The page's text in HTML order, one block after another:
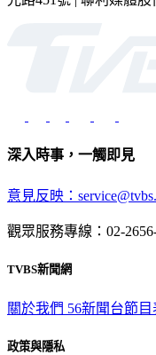
深入時事，一觸即見
意見反映：
觀眾服務專線：02-
TVBS新聞網
關於我們 56新聞台節目
政策與隱私